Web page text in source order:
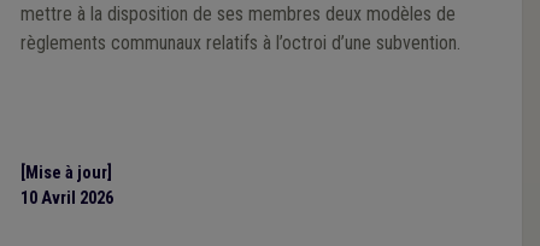
mettre à la disposition de ses membres deux modèles de
règlements communaux relatifs à l’octroi d’une subvention.
[Mise à jour]
10 Avril 2026